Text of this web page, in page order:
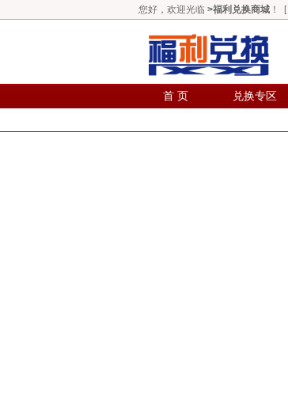
您好，欢迎光临>福利兑换商城 ！ [
首 页 兑换专区